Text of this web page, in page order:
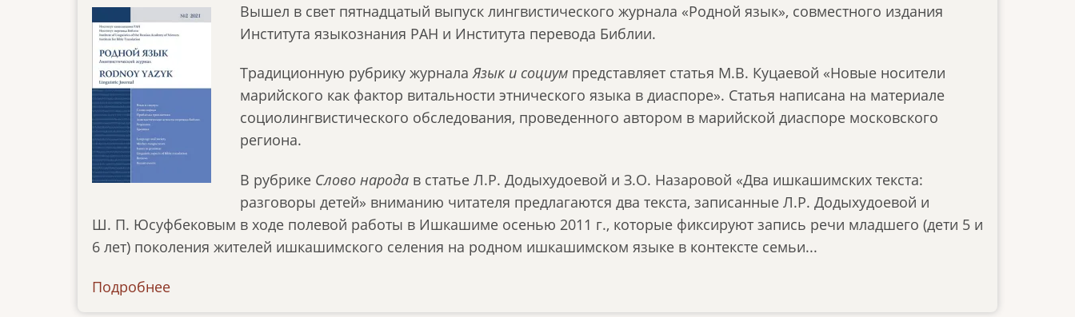
Вышел в свет пятнадцатый выпуск лингвистического журнала «Родной язык», совместного издания
Института языкознания РАН и Института перевода Библии.
Традиционную рубрику журналаЯзык и социум представляет статья М.В. Куцаевой «Новые носители
марийского как фактор витальности этнического языка в диаспоре». Статья написана на материале
социолингвистического обследования, проведенного автором в марийской диаспоре московского
региона.
В рубрике Слово народа в статье Л.Р. Додыхудоевой и З.О. Назаровой «Два ишкашимских текста:
разговоры детей» вниманию читателя предлагаются два текста, записанные Л.Р. Додыхудоевой и
Ш. П. Юсуфбековым в ходе полевой работы в Ишкашиме осенью 2011 г., которые фиксируют запись речи младшего (дети 5 и
6 лет) поколения жителей ишкашимского селения на родном ишкашимском языке в контексте семьи...
Подробнее